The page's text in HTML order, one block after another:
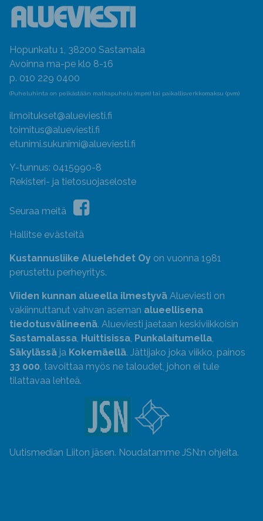
Hopunkatu 1, 38200 Sastamala
Avoinna ma-pe klo 8-16
p. 010 229 0400
(Puheluhinta on pelkästään matkapuhelu (mpm) tai paikallisverkkomaksu (pvm)
ilmoitukset@alueviesti.fi
toimitus@alueviesti.fi
etunimi.sukunimi@alueviesti.fi
Y-tunnus: 0415990-8
Rekisteri- ja tietosuojaseloste
Seuraa meitä
Hallitse evästeitä
Kustannusliike Aluelehdet Oy on vuonna 1981
perustettu perheyritys.
Viiden kunnan alueella ilmestyvä Alueviesti on
vakiinnuttanut vahvan aseman alueellisena
tiedotusvälineenä. Alueviesti jaetaan keskiviikkoisin
Sastamalassa, Huittisissa, Punkalaitumella,
Säkylässä ja Kokemäellä. Jättijako joka viikko, painos
33 000, tavoittaa myös ne taloudet, johon ei tule
tilattavaa lehteä.
Uutismedian Liiton jäsen. Noudatamme JSN:n ohjeita.